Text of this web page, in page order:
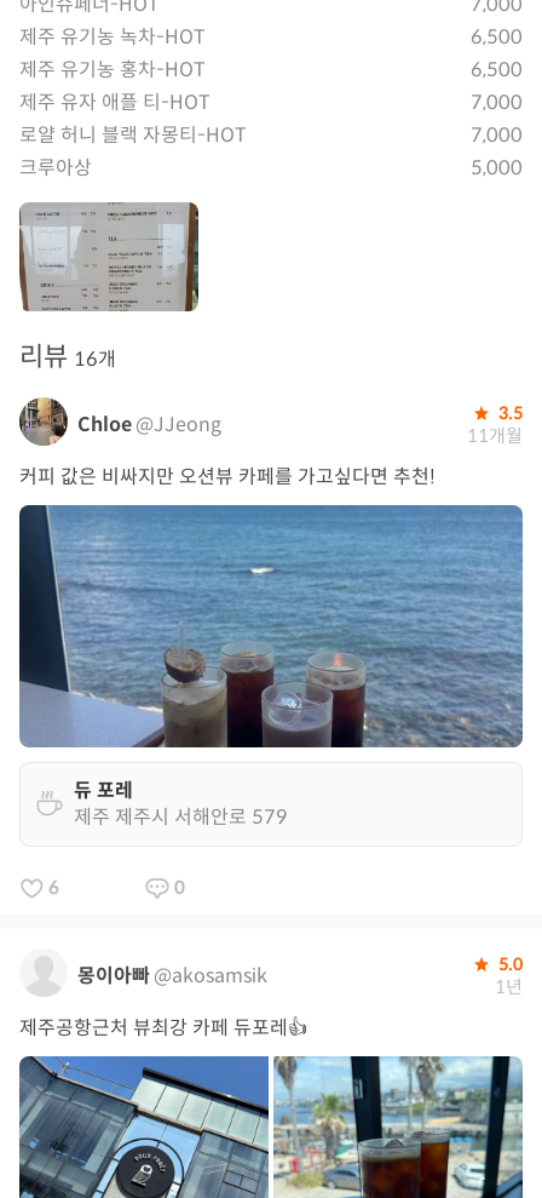
제주 유기농 녹차-HOT
6,500
제주 유기농 홍차-HOT
6,500
제주 유자 애플 티-HOT
7,000
로얄 허니 블랙 자몽티-HOT
7,000
크루아상
5,000
리뷰 16개
Chloe@JJeong 3.5
11개월
커피 값은 비싸지만 오션뷰 카페를 가고싶다면 추천!
듀 포레
제주 제주시 서해안로 579
6 0
몽이아빠@akosamsik 5.0
1년
제주공항근처 뷰최강 카페 듀포레👍